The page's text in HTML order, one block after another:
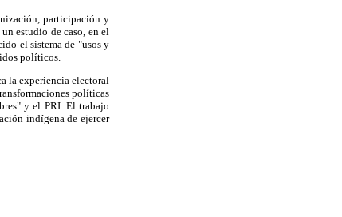
participación y
estudio de caso, en el
el sistema de "usos y
políticos.
la experiencia electoral
políticas
y el PRI. El trabajo
indígena de ejercer